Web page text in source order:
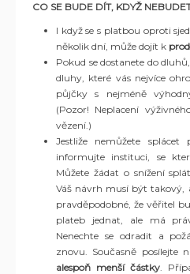
CO SE BUDE DÍT, KDYŽ
I když se s platbou oproti
několik dní, může dojít k
Pokud se dostanete do
dluhy, které vás nejvíce
půjčky s nejméně
(Pozor! Neplacení
vězení.)
Jestliže nemůžete splácet
informujte instituci, se
Můžete žádat o snížení
Váš návrh musí být takový,
pravděpodobné, že věřitel
plateb jednat, ale má
Nenechte se odradit a
znovu. Současně posílejte
alespoň menší částky.